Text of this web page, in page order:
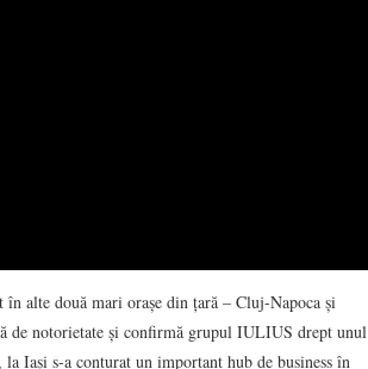
alte două mari orașe din țară – Cluj-Napoca și
de notorietate și confirmă grupul IULIUS drept unul
Iași s-a conturat un important hub de business în